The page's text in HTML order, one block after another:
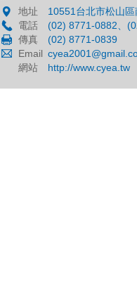
地址
10551台北市松山
電話
(02) 8771-0882、
傳真
(02) 8771-0839
Email
網站
http://www.cyea.tw